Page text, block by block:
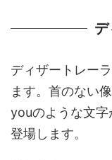
デ
ディザートレー
ます。首のない
youのような文
登場します。